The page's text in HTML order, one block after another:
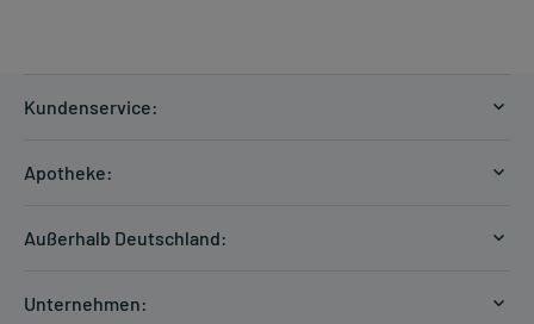
Kundenservice:
Zahlungsarten
Hilfe
Apotheke:
Außerhalb Deutschland:
Unternehmen: